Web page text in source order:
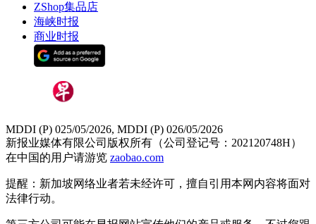
ZShop集品店
海峡时报
商业时报
MDDI (P) 025/05/2026, MDDI (P) 026/05/2026
新报业媒体有限公司版权所有（公司登记号：202120748H）
在中国的用户请游览 zaobao.com
提醒：新加坡网络业者若未经许可，擅自引用本网内容将面对
法律行动。